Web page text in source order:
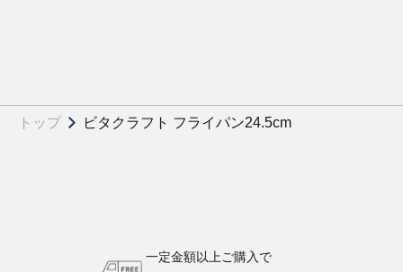
トップ ビタクラフト フライパン24.5cm
一定金額以上ご購入で